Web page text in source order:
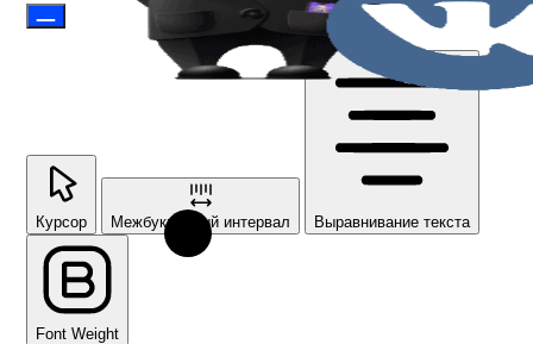
Курсор Межбуквенный интервал Выравнивание текста
Font Weight